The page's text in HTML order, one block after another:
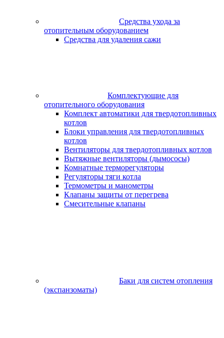
Средства ухода за
отопительным оборудованием
Средства для удаления сажи
Комплектующие для
отопительного оборудования
Комплект автоматики для твердотопливных
котлов
Блоки управления для твердотопливных
котлов
Вентиляторы для твердотопливных котлов
Вытяжные вентиляторы (дымососы)
Комнатные терморегуляторы
Регуляторы тяги котла
Термометры и манометры
Клапаны защиты от перегрева
Смесительные клапаны
Баки для систем отопления
(экспанзоматы)